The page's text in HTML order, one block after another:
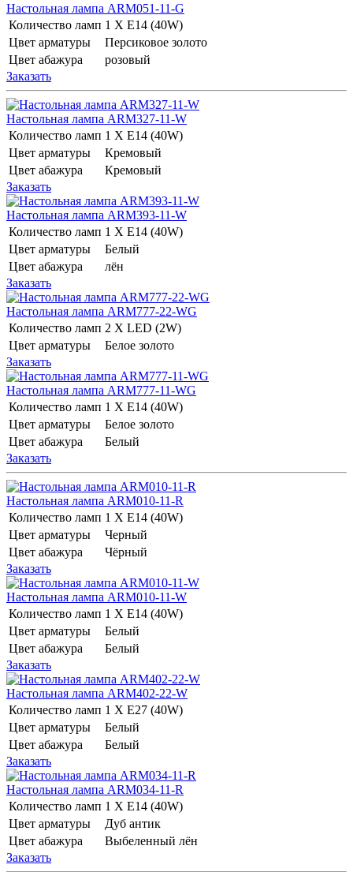
Настольная лампа ARM051-11-G
Количество ламп 1 Х E14 (40W)
Цвет арматуры
Персиковое золото
Цвет абажура
розовый
Заказать
Настольная лампа ARM327-11-W
Количество ламп 1 Х E14 (40W)
Цвет арматуры
Кремовый
Цвет абажура
Кремовый
Заказать
Настольная лампа ARM393-11-W
Количество ламп 1 Х E14 (40W)
Цвет арматуры
Белый
Цвет абажура
лён
Заказать
Настольная лампа ARM777-22-WG
Количество ламп 2 Х LED (2W)
Цвет арматуры
Белое золото
Заказать
Настольная лампа ARM777-11-WG
Количество ламп 1 Х E14 (40W)
Цвет арматуры
Белое золото
Цвет абажура
Белый
Заказать
Настольная лампа ARM010-11-R
Количество ламп 1 Х E14 (40W)
Цвет арматуры
Черный
Цвет абажура
Чёрный
Заказать
Настольная лампа ARM010-11-W
Количество ламп 1 Х E14 (40W)
Цвет арматуры
Белый
Цвет абажура
Белый
Заказать
Настольная лампа ARM402-22-W
Количество ламп 1 Х E27 (40W)
Цвет арматуры
Белый
Цвет абажура
Белый
Заказать
Настольная лампа ARM034-11-R
Количество ламп 1 Х E14 (40W)
Цвет арматуры
Дуб антик
Цвет абажура
Выбеленный лён
Заказать